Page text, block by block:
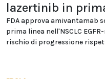
lazertinib in
FDA approva amivantamab
prima linea nell'NSCLC
rischio di progressione